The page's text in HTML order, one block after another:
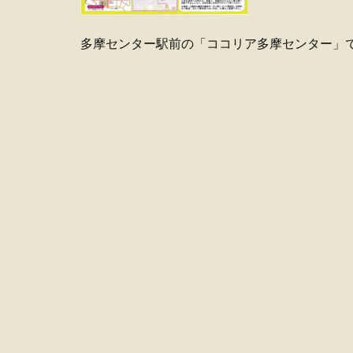
多摩センター駅前の「ココリア多摩センター」